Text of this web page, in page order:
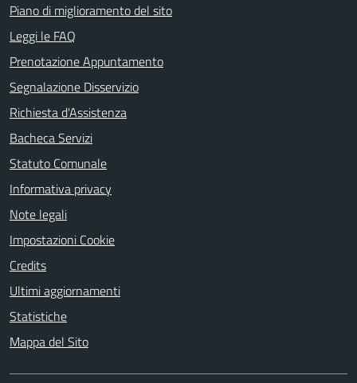
Piano di miglioramento del sito
Leggi le FAQ
Prenotazione Appuntamento
Segnalazione Disservizio
Richiesta d'Assistenza
Bacheca Servizi
Statuto Comunale
Informativa privacy
Note legali
Impostazioni Cookie
Credits
Ultimi aggiornamenti
Statistiche
Mappa del Sito